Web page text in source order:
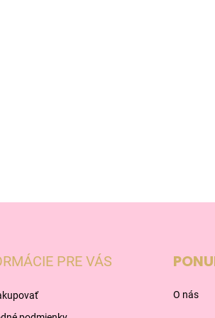
PRE VÁS
O nás